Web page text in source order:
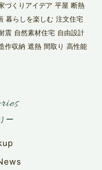
づくりアイデア 平屋 断熱
暮らしを楽しむ 注文住宅
震 自然素材住宅 自由設計
作収納 遮熱 間取り 高性能